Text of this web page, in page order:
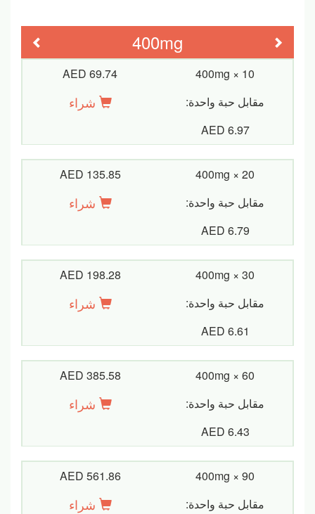
400mg
AED 69.74 400mg × 10
شراء
مقابل حبة واحدة:
AED 6.97
AED 135.85 400mg × 20
شراء
مقابل حبة واحدة:
AED 6.79
AED 198.28 400mg × 30
شراء
مقابل حبة واحدة:
AED 6.61
AED 385.58 400mg × 60
شراء
مقابل حبة واحدة:
AED 6.43
AED 561.86 400mg × 90
شراء
مقابل حبة واحدة: